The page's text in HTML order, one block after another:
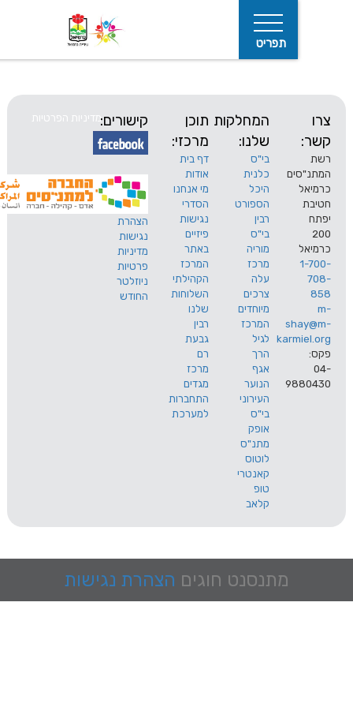
המחלקות
שלנו:
בי"ס
כלנית
היכל
הספורט
רבין
בי"ס
מוריה
מרכז
עלה
צרכים
מיוחדים
המרכז
לגיל
הרך
אגף
הנוער
תוכן
מרכזי:
דף בית
אודות
מי אנחנו
הסדרי
נגישות
פיזיים
באתר
המרכז
הקהילתי
השלוחות
שלנו
רבין
גבעת
רם
מרכז
מגדים
התחברות
למערכת
קישורים:
הצהרת
נגישות
מדיניות
פרטיות
ניוזלטר
החודש
מדיניות הפרטיות
מתנסנט חוגים הצהרת נגישות